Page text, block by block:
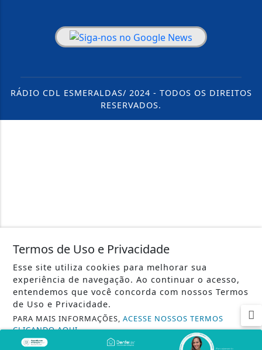
RÁDIO CDL ESMERALDAS/ 2024 - TODOS OS DIREITOS
RESERVADOS.
Termos de Uso e Privacidade
Esse site utiliza cookies para melhorar sua
experiência de navegação. Ao continuar o acesso,
entendemos que você concorda com nossos Termos
de Uso e Privacidade.
PARA MAIS INFORMAÇÕES,ACESSE NOSSOS TERMOS
CLICANDO AQUI